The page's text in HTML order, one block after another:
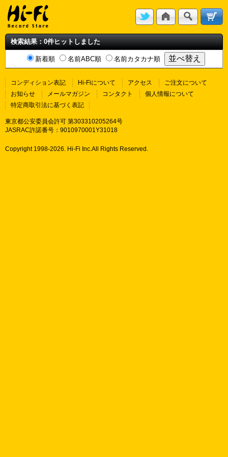
検索結果：0件ヒットしました
新着順 名前ABC順 名前カタカナ順
コンディション表記 Hi-Fiについて アクセス
ご注文について
お知らせ
メールマガジン コンタクト
個人情報について
特定商取引法に基づく表記
東京都公安委員会許可 第303310205264号
JASRAC許諾番号：9010970001Y31018
Copyright 1998-2026. Hi-Fi Inc.All Rights Reserved.